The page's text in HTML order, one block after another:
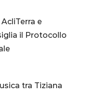
e
il Protocollo
tra Tiziana